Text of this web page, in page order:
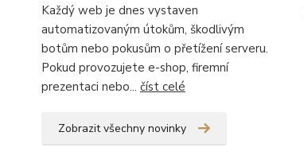
Každý web je dnes vystaven
automatizovaným útokům, škodlivým
botům nebo pokusům o přetížení serveru.
Pokud provozujete e-shop, firemní
prezentaci nebo... číst celé
Zobrazit všechny novinky